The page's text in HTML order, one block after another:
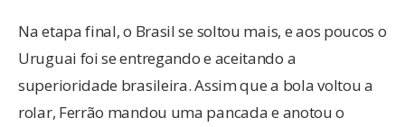
Na etapa final, o Brasil se soltou mais, e aos poucos o
Uruguai foi se entregando e aceitando a
superioridade brasileira. Assim que a bola voltou a
rolar, Ferrão mandou uma pancada e anotou o